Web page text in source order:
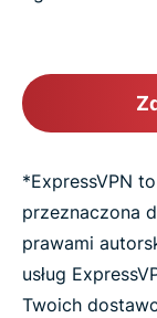
*ExpressVPN
przeznaczona
prawami
usług
Twoich